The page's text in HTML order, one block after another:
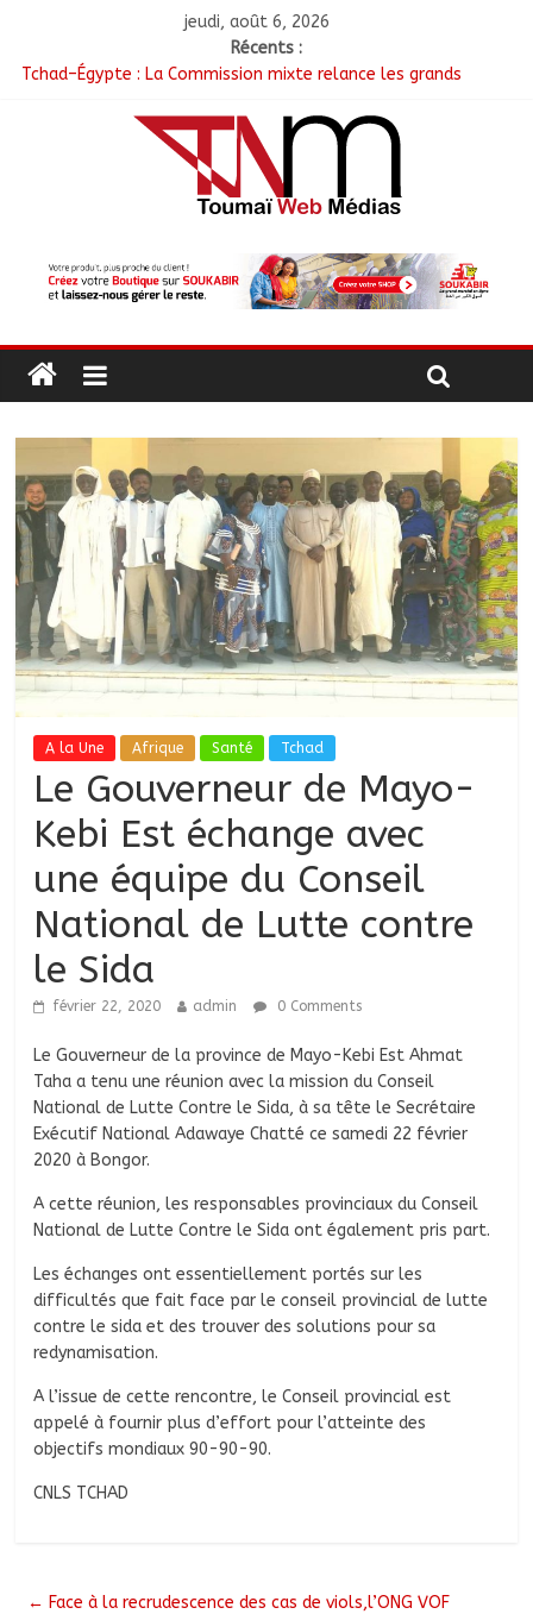
jeudi, août 6, 2026
Récents :
Tchad–Égypte : La Commission mixte relance les grands
Coopération aérienne : Air France salue les progrès du Tchad
en matière de sûreté
Nigeria : 308 otages libérés lors d’une vaste opération de
RGPH-3 : Les communautés nomades de Ferrick Kodjoguila se
mobilisent pour le recensement
A la Une Afrique Santé Tchad
Le Gouverneur de Mayo-
Kebi Est échange avec
une équipe du Conseil
National de Lutte contre
le Sida
février 22, 2020 admin 0 Comments
Le Gouverneur de la province de Mayo-Kebi Est Ahmat
Taha a tenu une réunion avec la mission du Conseil
National de Lutte Contre le Sida, à sa tête le Secrétaire
Exécutif National Adawaye Chatté ce samedi 22 février
2020 à Bongor.
A cette réunion, les responsables provinciaux du Conseil
National de Lutte Contre le Sida ont également pris part.
Les échanges ont essentiellement portés sur les
difficultés que fait face par le conseil provincial de lutte
contre le sida et des trouver des solutions pour sa
redynamisation.
A l’issue de cette rencontre, le Conseil provincial est
appelé à fournir plus d’effort pour l’atteinte des
objectifs mondiaux 90-90-90.
CNLS TCHAD
← Face à la recrudescence des cas de viols,l’ONG VOF